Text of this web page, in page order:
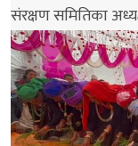
संरक्षण समितिका